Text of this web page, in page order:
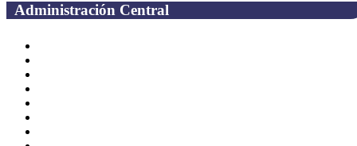
Administración Central